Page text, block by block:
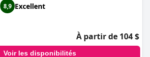
8,9 Excellent
À partir de 104 $
Voir les disponibilités